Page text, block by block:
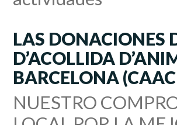
LAS DONACIONES
D’ACOLLIDA
BARCELONA
NUESTRO